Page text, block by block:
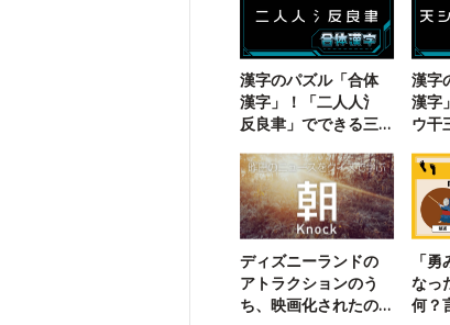
漢字のパズル「合体
漢字」！「二人人氵
反良聿」でできる三
漢字
漢字
ウ干
ディズニーランドの
アトラクションのう
ち、映画化されたの
「
なっ
何？